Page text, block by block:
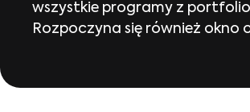
wszystkie programy z portfolio
Rozpoczyna się również okno